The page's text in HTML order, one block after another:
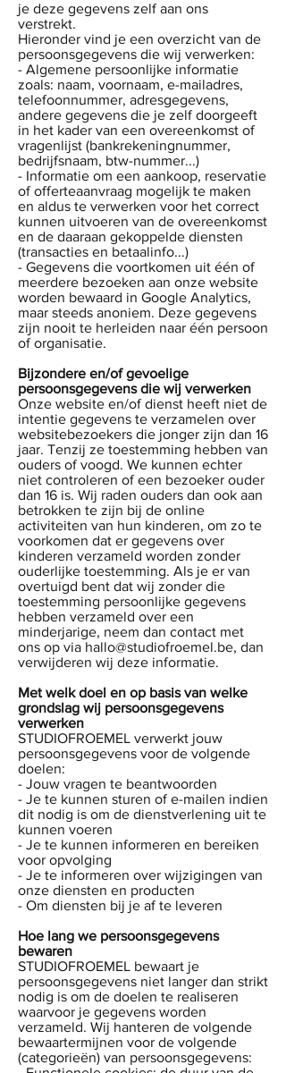
je deze gegevens zelf aan ons
verstrekt.
Hieronder vind je een overzicht van de
persoonsgegevens die wij verwerken:
- Algemene persoonlijke informatie
zoals: naam, voornaam, e-mailadres,
telefoonnummer, adresgegevens,
andere gegevens die je zelf doorgeeft
in het kader van een overeenkomst of
vragenlijst (bankrekeningnummer,
bedrijfsnaam, btw-nummer...)
- Informatie om een aankoop, reservatie
of offerteaanvraag mogelijk te maken
en aldus te verwerken voor het correct
kunnen uitvoeren van de overeenkomst
en de daaraan gekoppelde diensten
(transacties en betaalinfo...)
- Gegevens die voortkomen uit één of
meerdere bezoeken aan onze website
worden bewaard in Google Analytics,
maar steeds anoniem. Deze gegevens
zijn nooit te herleiden naar één persoon
of organisatie.
Bijzondere en/of gevoelige
persoonsgegevens die wij verwerken
Onze website en/of dienst heeft niet de
intentie gegevens te verzamelen over
websitebezoekers die jonger zijn dan 16
jaar. Tenzij ze toestemming hebben van
ouders of voogd. We kunnen echter
niet controleren of een bezoeker ouder
dan 16 is. Wij raden ouders dan ook aan
betrokken te zijn bij de online
activiteiten van hun kinderen, om zo te
voorkomen dat er gegevens over
kinderen verzameld worden zonder
ouderlijke toestemming. Als je er van
overtuigd bent dat wij zonder die
toestemming persoonlijke gegevens
hebben verzameld over een
minderjarige, neem dan contact met
ons op via hallo@studiofroemel.be, dan
verwijderen wij deze informatie.
Met welk doel en op basis van welke
grondslag wij persoonsgegevens
verwerken
STUDIOFROEMEL verwerkt jouw
persoonsgegevens voor de volgende
doelen:
- Jouw vragen te beantwoorden
- Je te kunnen sturen of e-mailen indien
dit nodig is om de dienstverlening uit te
kunnen voeren
- Je te kunnen informeren en bereiken
voor opvolging
- Je te informeren over wijzigingen van
onze diensten en producten
- Om diensten bij je af te leveren
Hoe lang we persoonsgegevens
bewaren
STUDIOFROEMEL bewaart je
persoonsgegevens niet langer dan strikt
nodig is om de doelen te realiseren
waarvoor je gegevens worden
verzameld. Wij hanteren de volgende
bewaartermijnen voor de volgende
(categorieën) van persoonsgegevens: